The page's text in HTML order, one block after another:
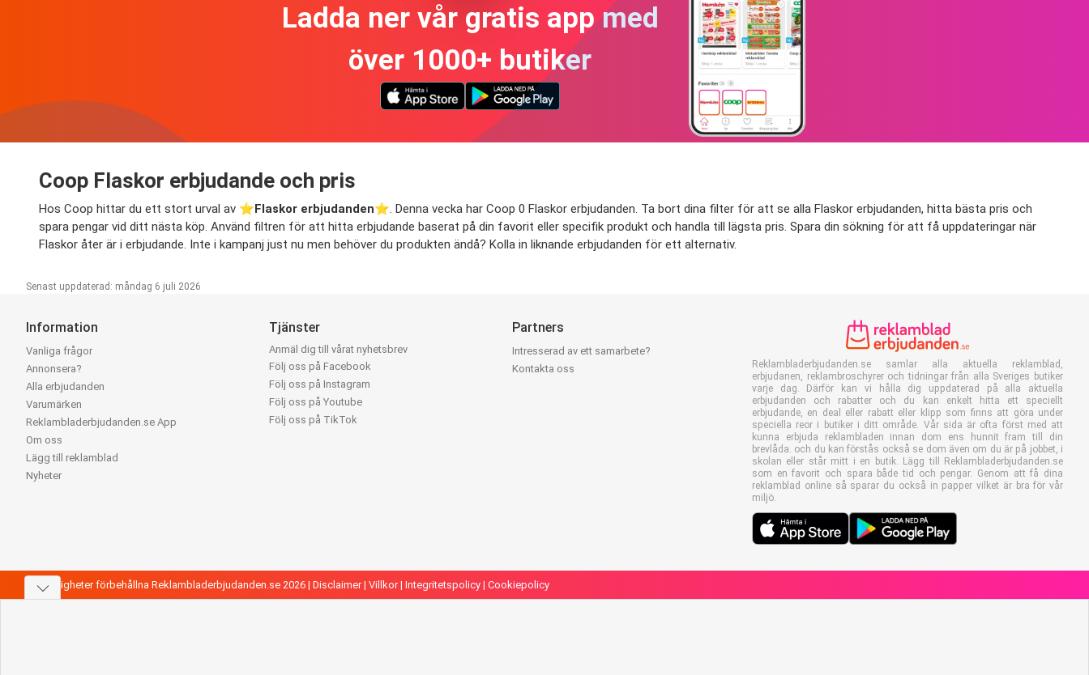
Ladda ner vår gratis app med
över 1000+ butiker
Coop Flaskor erbjudande och pris
Hos Coop hittar du ett stort urval av ⭐️Flaskor erbjudanden⭐️. Denna vecka har Coop 0 Flaskor erbjudanden. Ta bort dina filter för att se alla Flaskor erbjudanden, hitta bästa pris och
spara pengar vid ditt nästa köp. Använd filtren för att hitta erbjudande baserat på din favorit eller specifik produkt och handla till lägsta pris. Spara din sökning för att få uppdateringar när
Flaskor åter är i erbjudande. Inte i kampanj just nu men behöver du produkten ändå? Kolla in liknande erbjudanden för ett alternativ.
Senast uppdaterad: måndag 6 juli 2026
Information
Vanliga frågor
Annonsera?
Alla erbjudanden
Varumärken
Reklambladerbjudanden.se App
Om oss
Lägg till reklamblad
Nyheter
Tjänster
Anmäl dig till vårat nyhetsbrev
Följ oss på Facebook
Följ oss på Instagram
Följ oss på Youtube
Följ oss på TikTok
Partners
Intresserad av ett samarbete?
Kontakta oss
Reklambladerbjudanden.se samlar alla aktuella reklamblad,
erbjudanen, reklambroschyrer och tidningar från alla Sveriges butiker
varje dag. Därför kan vi hålla dig uppdaterad på alla aktuella
erbjudanden och rabatter och du kan enkelt hitta ett speciellt
erbjudande, en deal eller rabatt eller klipp som finns att göra under
speciella reor i butiker i ditt område. Vår sida är ofta först med att
kunna erbjuda reklambladen innan dom ens hunnit fram till din
brevlåda. och du kan förstås också se dom även om du är på jobbet, i
skolan eller står mitt i en butik. Lägg till Reklambladerbjudanden.se
som en favorit och spara både tid och pengar. Genom att få dina
reklamblad online så sparar du också in papper vilket är bra för vår
miljö.
Alla rättigheter förbehållna Reklambladerbjudanden.se 2026 | Disclaimer| Villkor| Integritetspolicy | Cookiepolicy